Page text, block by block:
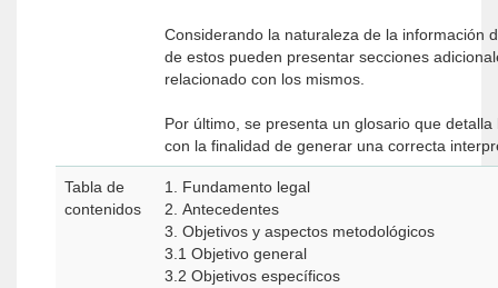
Considerando la naturaleza de la información
de estos pueden presentar secciones
relacionado con los mismos.
Por último, se presenta un glosario que
con la finalidad de generar una correcta
Tabla de
contenidos
1. Fundamento legal
2. Antecedentes
3. Objetivos y aspectos metodológicos
3.1 Objetivo general
3.2 Objetivos específicos